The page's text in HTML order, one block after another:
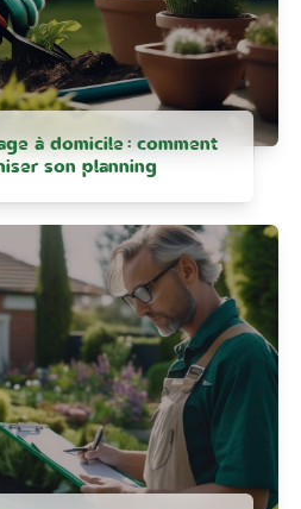
à domicile : comment
son planning